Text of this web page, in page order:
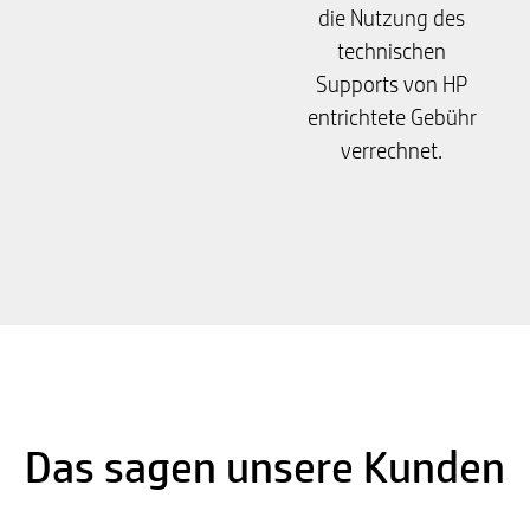
die Nutzung des
technischen
Supports von HP
entrichtete Gebühr
verrechnet.
Das sagen unsere Kunden